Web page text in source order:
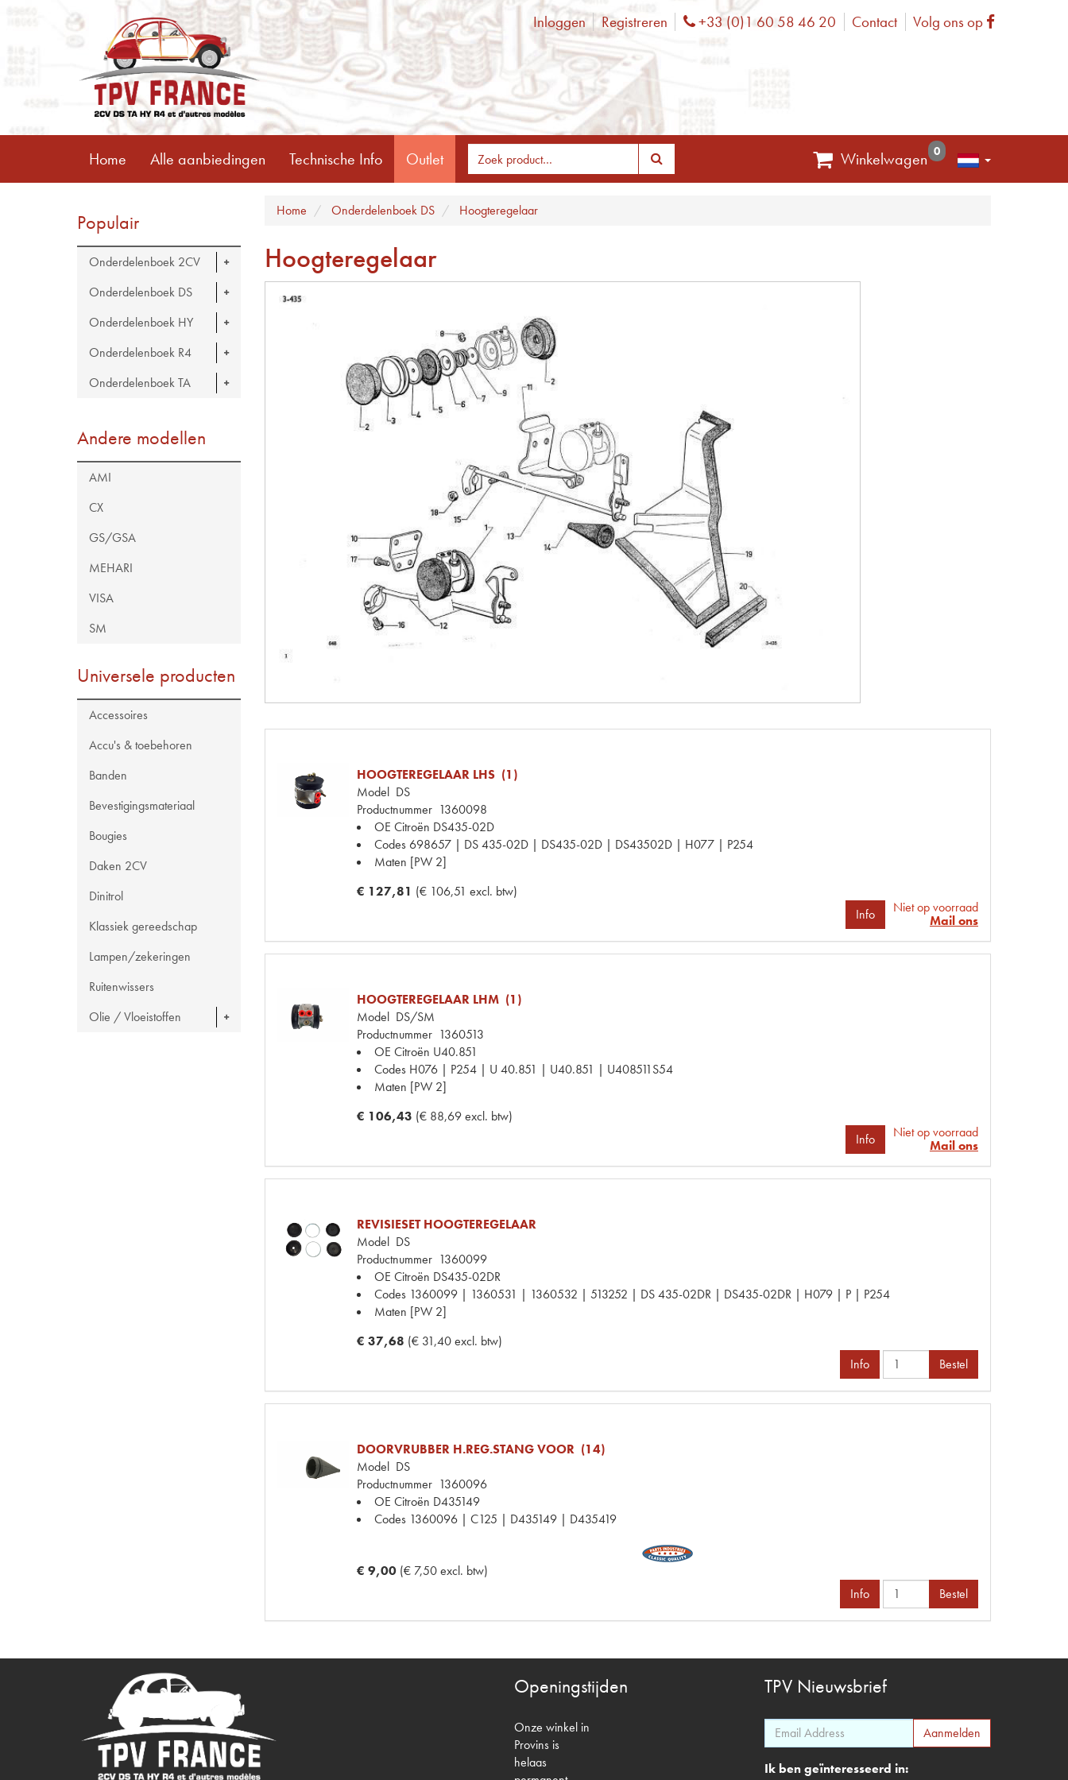
Inloggen Registreren Phone
+33 (0)1 60 58 46 20 Contact Volg ons op Facebook
Home Alle aanbiedingen Technische Info Outlet Winkelwagen 0
Populair
Onderdelenboek 2CV
Onderdelenboek DS
Onderdelenboek HY
Onderdelenboek R4
Onderdelenboek TA
Andere modellen
AMI
CX
GS/GSA
MEHARI
VISA
SM
Universele producten
Accessoires
Accu's & toebehoren
Banden
Bevestigingsmateriaal
Bougies
Daken 2CV
Dinitrol
Klassiek gereedschap
Lampen/zekeringen
Ruitenwissers
Olie / Vloeistoffen
Home Onderdelenboek DS Hoogteregelaar
Hoogteregelaar
HOOGTEREGELAAR LHS (1)
Model DS
Productnummer 1360098
OE Citroën DS435-02D
Codes 698657 | DS 435-02D | DS435-02D | DS43502D | H077 | P254
Maten [PW 2]
€ 127,81 (€ 106,51 excl. btw)
Info
Niet op voorraad
Mail ons
HOOGTEREGELAAR LHM (1)
Model DS/SM
Productnummer 1360513
OE Citroën U40.851
Codes H076 | P254 | U 40.851 | U40.851 | U408511S54
Maten [PW 2]
€ 106,43 (€ 88,69 excl. btw)
Info
Niet op voorraad
Mail ons
REVISIESET HOOGTEREGELAAR
Model DS
Productnummer 1360099
OE Citroën DS435-02DR
Codes 1360099 | 1360531 | 1360532 | 513252 | DS 435-02DR | DS435-02DR | H079 | P | P254
Maten [PW 2]
€ 37,68 (€ 31,40 excl. btw)
Info
Bestel
DOORVRUBBER H.REG.STANG VOOR (14)
Model DS
Productnummer 1360096
OE Citroën D435149
Codes 1360096 | C125 | D435149 | D435419
€ 9,00 (€ 7,50 excl. btw)
Info
Bestel
Openingstijden
Onze winkel in
Provins is
helaas
TPV Nieuwsbrief
Ik ben geïnteresseerd in: